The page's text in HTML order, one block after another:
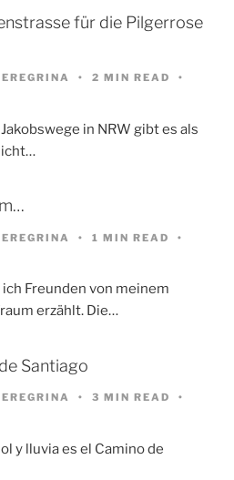
für die Pilgerrose
2 MIN READ
in NRW gibt es als
1 MIN READ
Freunden von meinem
erzählt. Die…
Santiago
3 MIN READ
y lluvia es el Camino de